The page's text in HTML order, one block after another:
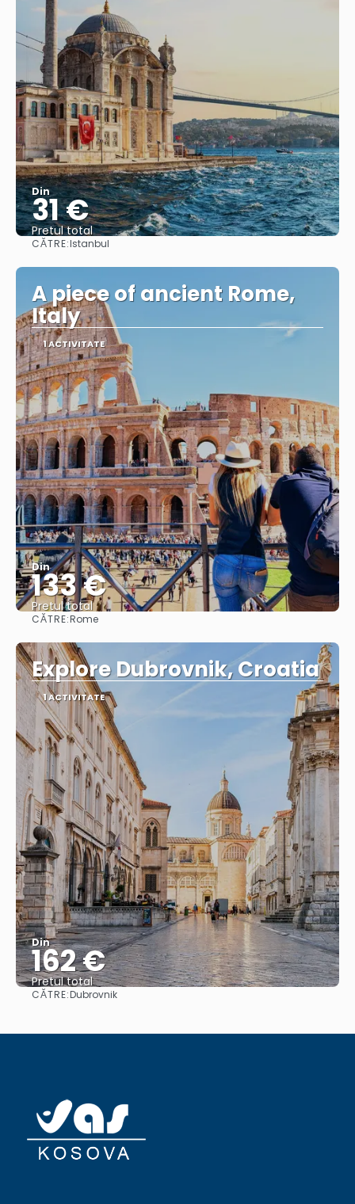
Din
31 €
Pretul total
CĂTRE:Istanbul
A piece of ancient Rome,
Italy
1 ACTIVITATE
Din
133 €
Pretul total
CĂTRE:Rome
Explore Dubrovnik, Croatia
1 ACTIVITATE
Din
162 €
Pretul total
CĂTRE:Dubrovnik